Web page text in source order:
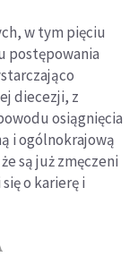
w tym pięciu
postępowania
diecezji, z
osiągnięcia
i ogólnokrajową
są już zmęczeni
o karierę i